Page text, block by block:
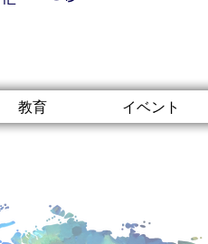
教育 イベント